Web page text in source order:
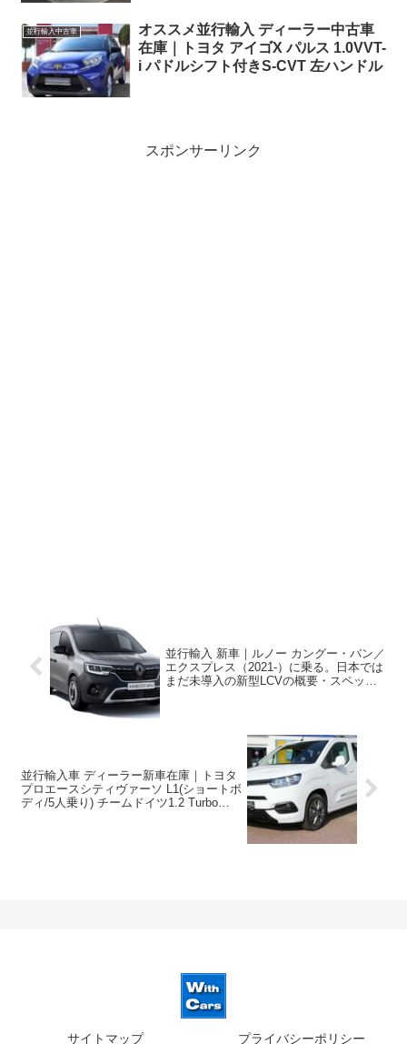
並行輸入中古車
オススメ並行輸入 ディーラー中古車
在庫｜トヨタ アイゴX パルス 1.0VVT-
i パドルシフト付きS-CVT 左ハンドル
スポンサーリンク
並行輸入 新車｜ルノー カングー・バン／
エクスプレス（2021-）に乗る。日本では
まだ未導入の新型LCVの概要・スペッ
並行輸入車 ディーラー新車在庫｜トヨタ
プロエースシティヴァーソ L1(ショートボ
ディ/5人乗り) チームドイツ1.2 Turbo
サイトマップ プライバシーポリシー